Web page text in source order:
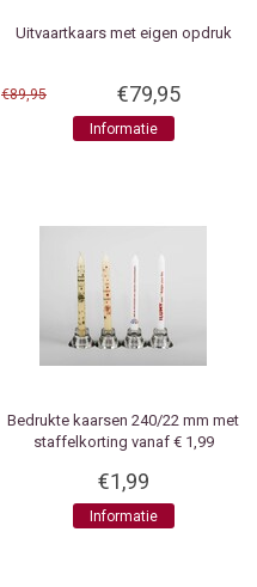
Uitvaartkaars met eigen opdruk
€89,95 €79,95
Informatie
Bedrukte kaarsen 240/22 mm met
staffelkorting vanaf € 1,99
€1,99
Informatie